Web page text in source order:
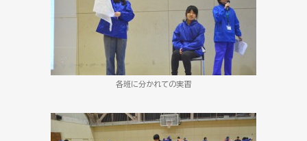
各班に分かれての実習